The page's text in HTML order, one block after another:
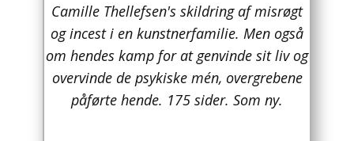
Asien
Australien
Biografier / Erindringer
Camille Thellefsen's skildring af misrøgt
og incest i en kunstnerfamilie. Men også
om hendes kamp for at genvinde sit liv og
overvinde de psykiske mén, overgrebene
påførte hende. 175 sider. Som ny.